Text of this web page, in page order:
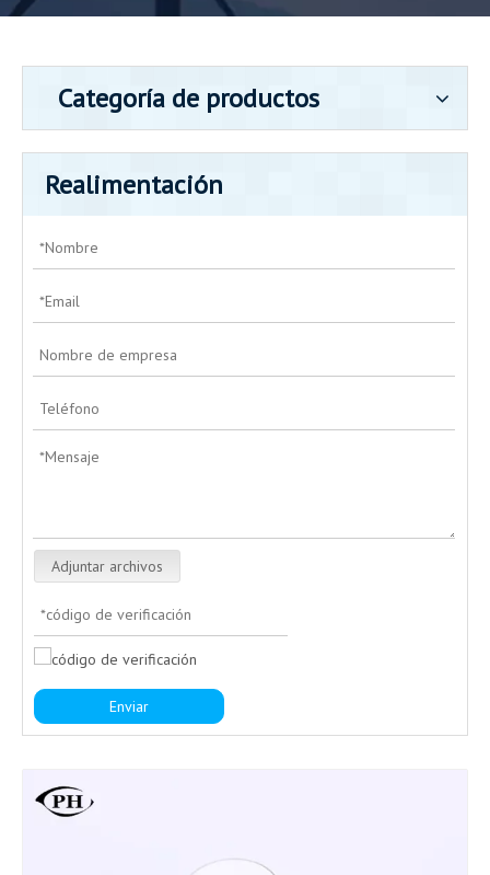
Categoría de productos
Realimentación
Adjuntar archivos
Enviar